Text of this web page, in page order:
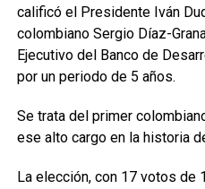
calificó el Presidente Iván
colombiano Sergio Díaz-
Ejecutivo del Banco de
por un periodo de 5 años.
Se trata del primer
ese alto cargo en la historia
La elección, con 17 votos de